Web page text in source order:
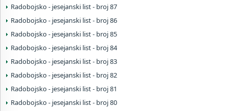
Radobojsko - jesejanski list - broj 87
Radobojsko - jesejanski list - broj 86
Radobojsko - jesejanski list - broj 85
Radobojsko - jesejanski list - broj 84
Radobojsko - jesejanski list - broj 83
Radobojsko - jesejanski list - broj 82
Radobojsko - jesejanski list - broj 81
Radobojsko - jesejanski list - broj 80